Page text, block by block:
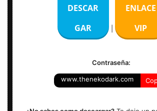
101 Min.DESCAR
GAR
ENLACE
VIP
Contraseña:
www.thenekodark.com